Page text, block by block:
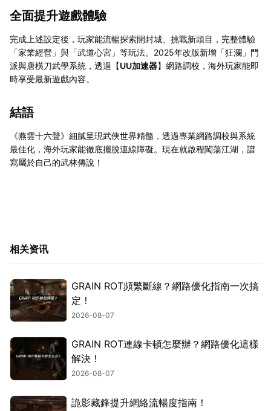
全面提升遊戲體驗
完成上述設定後，玩家能流暢探索開封城、挑戰新頭目，完整體驗
「家業經營」與「武道心宮」等玩法。2025年改版新增「狂瀾」門
派與唐橫刀武學系統，透過【UU加速器】網路調校，海外玩家能即
時享受最新遊戲內容。
結語
《燕雲十六聲》細膩呈現武俠世界精髓，透過專業網路調校與系統
最佳化，海外玩家能徹底擺脫連線障礙。現在就啟程闖蕩江湖，譜
寫屬於自己的武林傳說！
相关资讯
GRAIN ROT頻繁斷線？網路優化指南一次搞
定！
2026-08-07
GRAIN ROT連線卡頓怎麼辦？網路優化這樣
解決！
2026-08-07
詭影藏鋒提升網絡流暢度指南！